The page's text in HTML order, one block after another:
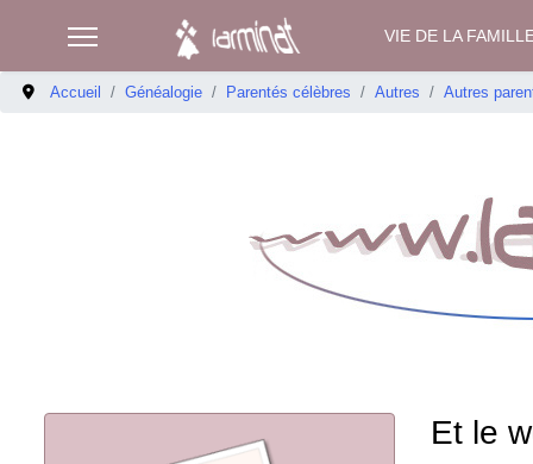
VIE DE LA
Accueil Généalogie Parentés célèbres Autres Autres
Et le